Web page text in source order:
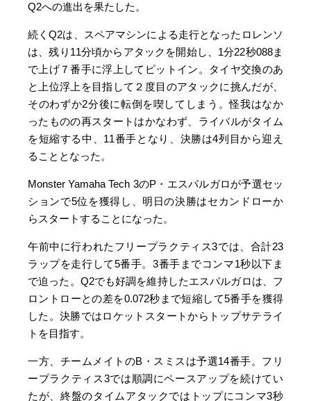
Q2への進出を果たした。
続くQ2は、スペアマシンによる走行となったロレンソ
は、残り11分頃からアタックを開始し、1分22秒088ま
で上げ７番手に浮上してピットイン。タイヤ交換のあ
と上位浮上を目指して２度目のアタックに挑んだが、
そのわずか2分後に転倒を喫してしまう。怪我はなか
ったものの再スタートはかなわず、ライバルがタイム
を短縮する中、11番手となり、決勝は4列目から迎え
ることとなった。
Monster Yamaha Tech 3のP・エスパルガロが予選セッ
ションで5位を獲得し、明日の決勝はセカンドローか
らスタートすることになった。
午前中に行われたフリープラクティス3では、合計23
ラップを走行して5番手。3番手までコンマ1秒以下ま
で迫った。Q2でも好調を維持したエスパルガロは、フ
ロントローとの差を0.072秒まで短縮して5番手を獲得
した。決勝ではロケットスタートからトップサテライ
トを目指す。
一方、チームメイトのB・スミスは予選14番手。フリ
ープラクティス3では順調にペースアップを続けてい
たが、終盤のタイムアタックではトップにコンマ3秒